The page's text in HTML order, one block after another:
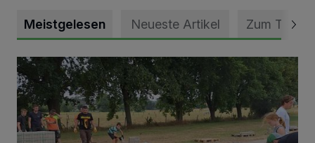
Meistgelesen Neueste Artikel Zum Thema
Pünktlich zum Schützenfest den Weg zum Festzelt